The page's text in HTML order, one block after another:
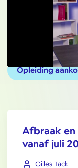
Opleiding
Afbraak en
vanaf juli
Gilles Tack